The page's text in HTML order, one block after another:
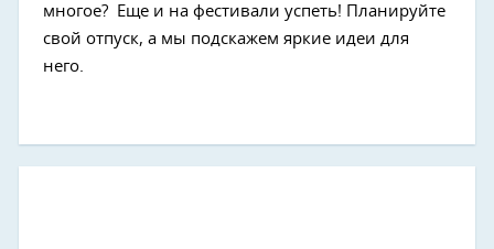
многое? Еще и на фестивали успеть! Планируйте
свой отпуск, а мы подскажем яркие идеи для
него.